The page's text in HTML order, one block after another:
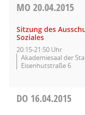
MO 20.04.2015
Sitzung des
Soziales
20:15-21:50 Uhr
Akademiesaal der
Eisenhutstraße 6
DO 16.04.2015